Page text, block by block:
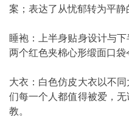
案；表达了从忧郁转为平静
睡袍：上半身贴身设计与
两个红色夹棉心形缎面口袋
大衣：白色仿皮大衣以不
们每一个人都值得被爱，
教。